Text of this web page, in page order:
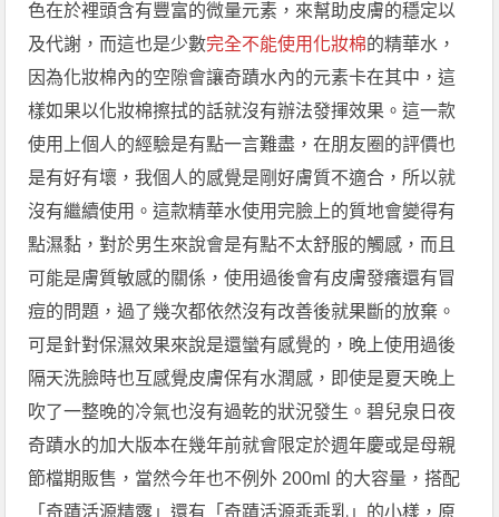
色在於裡頭含有豐富的微量元素，來幫助皮膚的穩定以
及代謝，而這也是少數完全不能使用化妝棉的精華水，
因為化妝棉內的空隙會讓奇蹟水內的元素卡在其中，這
樣如果以化妝棉擦拭的話就沒有辦法發揮效果。這一款
使用上個人的經驗是有點一言難盡，在朋友圈的評價也
是有好有壞，我個人的感覺是剛好膚質不適合，所以就
沒有繼續使用。這款精華水使用完臉上的質地會變得有
點濕黏，對於男生來說會是有點不太舒服的觸感，而且
可能是膚質敏感的關係，使用過後會有皮膚發癢還有冒
痘的問題，過了幾次都依然沒有改善後就果斷的放棄。
可是針對保濕效果來說是還蠻有感覺的，晚上使用過後
隔天洗臉時也互感覺皮膚保有水潤感，即使是夏天晚上
吹了一整晚的冷氣也沒有過乾的狀況發生。碧兒泉日夜
奇蹟水的加大版本在幾年前就會限定於週年慶或是母親
節檔期販售，當然今年也不例外 200ml 的大容量，搭配
「奇蹟活源精露」還有「奇蹟活源乖乖乳」的小樣，原